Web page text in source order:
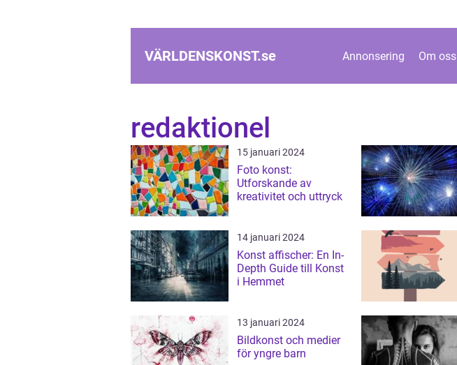
VÄRLDENSKONST.se Annonsering Om oss
redaktionel
15 januari 2024
Foto konst:
Utforskande av
kreativitet och uttryck
14 januari 2024
Konst affischer: En In-
Depth Guide till Konst
i Hemmet
13 januari 2024
Bildkonst och medier
för yngre barn